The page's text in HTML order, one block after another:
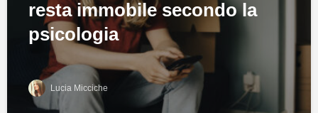
resta immobile secondo la
psicologia
Lucia Micciche